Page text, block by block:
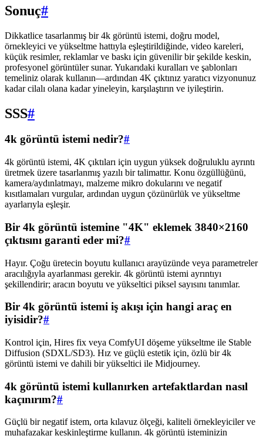
Sonuç#
Dikkatlice tasarlanmış bir 4k görüntü istemi, doğru model,
örnekleyici ve yükseltme hattıyla eşleştirildiğinde, video kareleri,
küçük resimler, reklamlar ve baskı için güvenilir bir şekilde keskin,
profesyonel görüntüler sunar. Yukarıdaki kuralları ve şablonları
temeliniz olarak kullanın—ardından 4K çıktınız yaratıcı vizyonunuz
kadar cilalı olana kadar yineleyin, karşılaştırın ve iyileştirin.
SSS#
4k görüntü istemi nedir?#
4k görüntü istemi, 4K çıktıları için uygun yüksek doğruluklu ayrıntı
üretmek üzere tasarlanmış yazılı bir talimattır. Konu özgüllüğünü,
kamera/aydınlatmayı, malzeme mikro dokularını ve negatif
kısıtlamaları vurgular, ardından uygun çözünürlük ve yükseltme
ayarlarıyla eşleşir.
Bir 4k görüntü istemine "4K" eklemek 3840×2160
çıktısını garanti eder mi?#
Hayır. Çoğu üretecin boyutu kullanıcı arayüzünde veya parametreler
aracılığıyla ayarlanması gerekir. 4k görüntü istemi ayrıntıyı
şekillendirir; aracın boyutu ve yükseltici piksel sayısını tanımlar.
Bir 4k görüntü istemi iş akışı için hangi araç en
iyisidir?#
Kontrol için, Hires fix veya ComfyUI döşeme yükseltme ile Stable
Diffusion (SDXL/SD3). Hız ve güçlü estetik için, özlü bir 4k
görüntü istemi ve dahili bir yükseltici ile Midjourney.
4k görüntü istemi kullanırken artefaktlardan nasıl
kaçınırım?#
Güçlü bir negatif istem, orta kılavuz ölçeği, kaliteli örnekleyiciler ve
muhafazakar keskinleştirme kullanın. 4k görüntü isteminizin